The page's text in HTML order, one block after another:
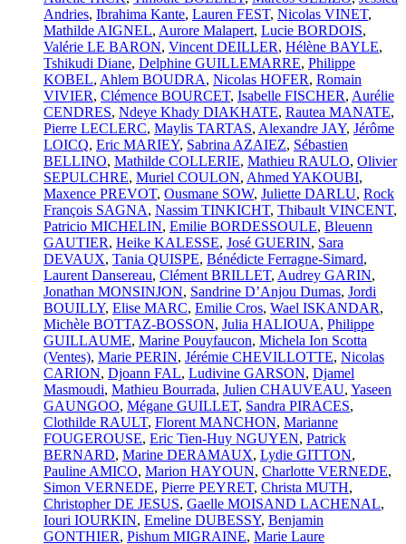
Andries, Ibrahima Kante, Lauren FEST, Nicolas VINET,
Mathilde AIGNEL, Aurore Malapert, Lucie BORDOIS,
Valérie LE BARON, Vincent DEILLER, Hélène BAYLE,
Tshikudi Diane, Delphine GUILLEMARRE, Philippe
KOBEL, Ahlem BOUDRA, Nicolas HOFER, Romain
VIVIER, Clémence BOURCET, Isabelle FISCHER, Aurélie
CENDRES, Ndeye Khady DIAKHATE, Rautea MANATE,
Pierre LECLERC, Maylis TARTAS, Alexandre JAY, Jérôme
LOICQ, Eric MARIEY, Sabrina AZAIEZ, Sébastien
BELLINO, Mathilde COLLERIE, Mathieu RAULO, Olivier
SEPULCHRE, Muriel COULON, Ahmed YAKOUBI,
Maxence PREVOT, Ousmane SOW, Juliette DARLU, Rock
François SAGNA, Nassim TINKICHT, Thibault VINCENT,
Patricio MICHELIN, Emilie BORDESSOULE, Bleuenn
GAUTIER, Heike KALESSE, José GUERIN, Sara
DEVAUX, Tania QUISPE, Bénédicte Ferragne-Simard,
Laurent Dansereau, Clément BRILLET, Audrey GARIN,
Jonathan MONSINJON, Sandrine D’Anjou Dumas, Jordi
BOUILLY, Elise MARC, Emilie Cros, Wael ISKANDAR,
Michèle BOTTAZ-BOSSON, Julia HALIOUA, Philippe
GUILLAUME, Marine Pouyfaucon, Michela Ion Scotta
(Ventes), Marie PERIN, Jérémie CHEVILLOTTE, Nicolas
CARION, Djoann FAL, Ludivine GARSON, Djamel
Masmoudi, Mathieu Bourrada, Julien CHAUVEAU, Yaseen
GAUNGOO, Mégane GUILLET, Sandra PIRACES,
Clothilde RAULT, Florent MANCHON, Marianne
FOUGEROUSE, Eric Tien-Huy NGUYEN, Patrick
BERNARD, Marine DERAMAUX, Lydie GITTON,
Pauline AMICO, Marion HAYOUN, Charlotte VERNEDE,
Simon VERNEDE, Pierre PEYRET, Christa MUTH,
Christopher DE JESUS, Gaelle MOISAND LACHENAL,
Iouri IOURKIN, Emeline DUBESSY, Benjamin
GONTHIER, Pishum MIGRAINE, Marie Laure